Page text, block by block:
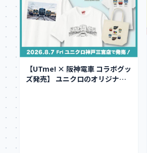
【UTme! × 阪神電車 コラボグッ
ズ発売】 ユニクロのオリジナルT